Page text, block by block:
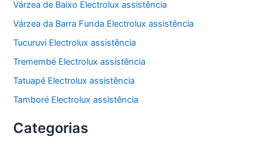
Várzea de Baixo Electrolux assistência
Várzea da Barra Funda Electrolux assistência
Tucuruvi Electrolux assistência
Tremembé Electrolux assistência
Tatuapé Electrolux assistência
Tamboré Electrolux assistência
Categorias